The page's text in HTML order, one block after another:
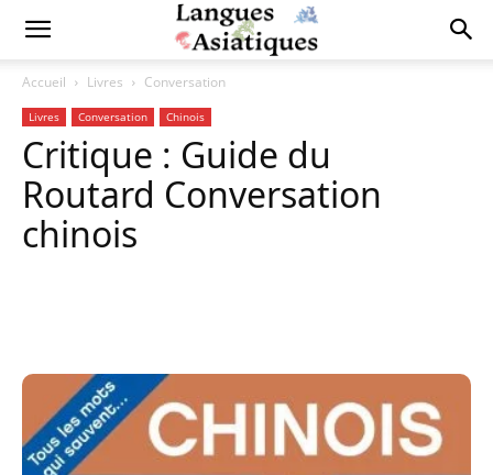
Accueil Livres Conversation
Livres Conversation Chinois
Critique : Guide du
Routard Conversation
chinois